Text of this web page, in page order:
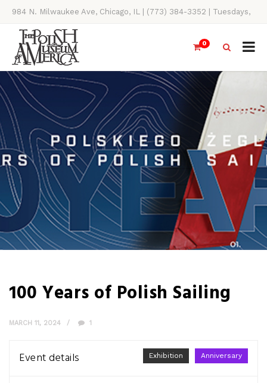
984 N. Milwaukee Ave, Chicago, IL | (773) 384-3352 | Tuesdays,
Thursdays, Saturdays, & Sundays, 11AM-4PM
0
100 Years of Polish Sailing
MARCH 11, 2024 1
Anniversary
Exhibition
Event details